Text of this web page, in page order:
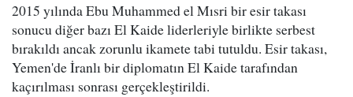
2015 yılında Ebu Muhammed el Mısri bir esir takası
sonucu diğer bazı El Kaide liderleriyle birlikte serbest
bırakıldı ancak zorunlu ikamete tabi tutuldu. Esir takası,
Yemen'de İranlı bir diplomatın El Kaide tarafından
kaçırılması sonrası gerçekleştirildi.